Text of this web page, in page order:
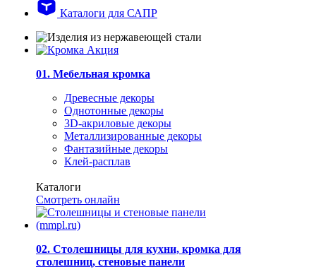
Каталоги для САПР
01. Мебельная кромка
Древесные декоры
Однотонные декоры
3D-акриловые декоры
Металлизированные декоры
Фантазийные декоры
Клей-расплав
Каталоги
Смотреть онлайн
02. Столешницы для кухни, кромка для
столешниц, стеновые панели